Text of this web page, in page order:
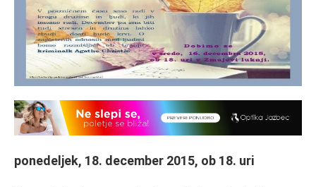
ponedeljek, 18. december 2015, ob 18. uri